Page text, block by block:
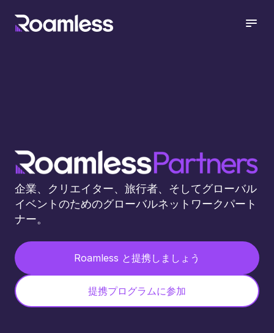
企業、クリエイター、旅行者、そしてグローバル
イベントのためのグローバルネットワークパート
ナー。
Roamless と提携しましょう
提携プログラムに参加